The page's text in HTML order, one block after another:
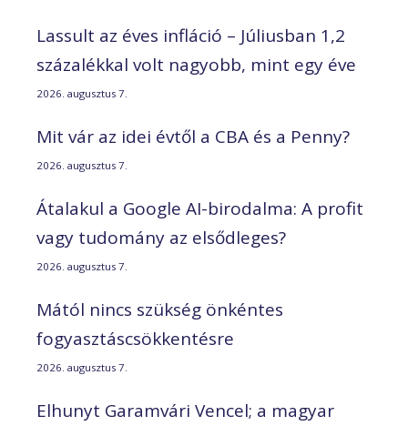
Lassult az éves infláció – Júliusban 1,2
százalékkal volt nagyobb, mint egy éve
2026. augusztus 7.
Mit vár az idei évtől a CBA és a Penny?
2026. augusztus 7.
Átalakul a Google AI-birodalma: A profit
vagy tudomány az elsődleges?
2026. augusztus 7.
Mától nincs szükség önkéntes
fogyasztáscsökkentésre
2026. augusztus 7.
Elhunyt Garamvári Vencel; a magyar